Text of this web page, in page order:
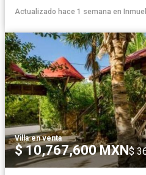
Actualizado hace 1 semana en
Villa·en venta
$ 10,767,600 MXN$